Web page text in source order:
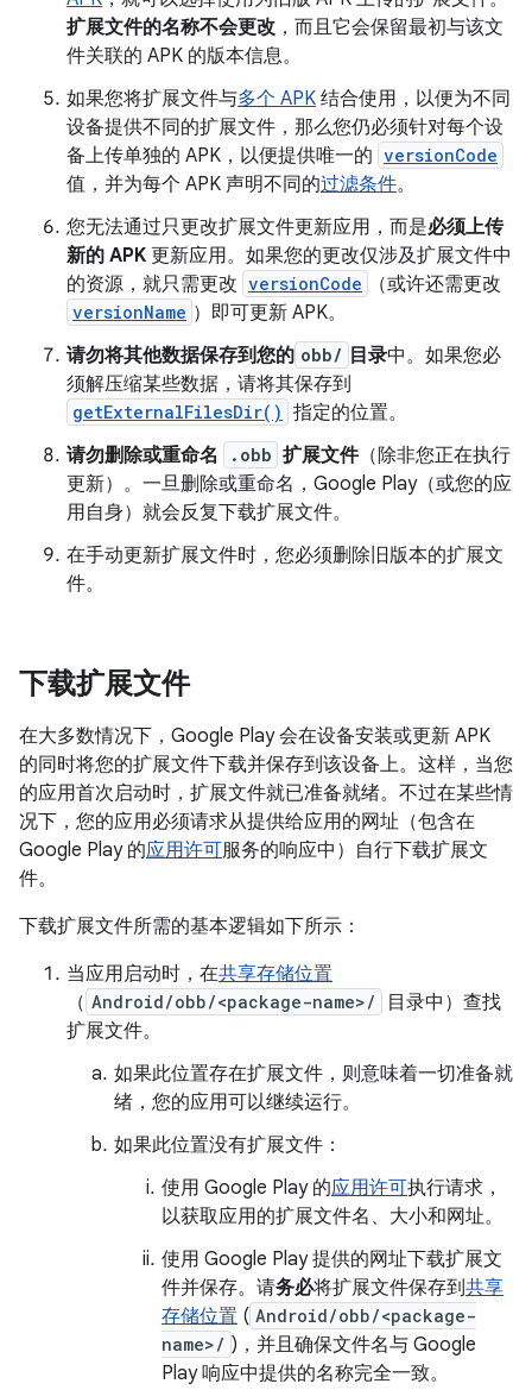
扩展文件的名称不会更改 ，而且它会保留最初与该文
件关联的 APK 的版本信息。
如果您将扩展文件与多个 APK 结合使用，以便为不同
设备提供不同的扩展文件，那么您仍必须针对每个设
备上传单独的 APK，以便提供唯一的 versionCode
值，并为每个 APK 声明不同的过滤条件。
您无法通过只更改扩展文件更新应用，而是必须上传
新的 APK 更新应用。如果您的更改仅涉及扩展文件中
的资源，就只需更改 versionCode （或许还需更改
versionName ）即可更新 APK。
请勿将其他数据保存到您的 obb/ 目录中。如果您必
须解压缩某些数据，请将其保存到
getExternalFilesDir() 指定的位置。
请勿删除或重命名
.obb 扩展文件（除非您正在执行
更新）。一旦删除或重命名，Google Play（或您的应
用自身）就会反复下载扩展文件。
在手动更新扩展文件时，您必须删除旧版本的扩展文
件。
下载扩展文件
在大多数情况下，Google Play 会在设备安装或更新 APK
的同时将您的扩展文件下载并保存到该设备上。这样，当您
的应用首次启动时，扩展文件就已准备就绪。不过在某些情
况下，您的应用必须请求从提供给应用的网址（包含在
Google Play 的应用许可服务的响应中）自行下载扩展文
件。
下载扩展文件所需的基本逻辑如下所示：
当应用启动时，在共享存储位置
（ Android/obb/<package-name>/
目录中）查找
扩展文件。
如果此位置存在扩展文件，则意味着一切准备就
绪，您的应用可以继续运行。
如果此位置没有扩展文件：
使用 Google Play 的应用许可执行请求，
以获取应用的扩展文件名、大小和网址。
使用 Google Play 提供的网址下载扩展文
件并保存。请务必将扩展文件保存到共享
存储位置 ( Android/obb/<package-
name>/ )，并且确保文件名与 Google
Play 响应中提供的名称完全一致。